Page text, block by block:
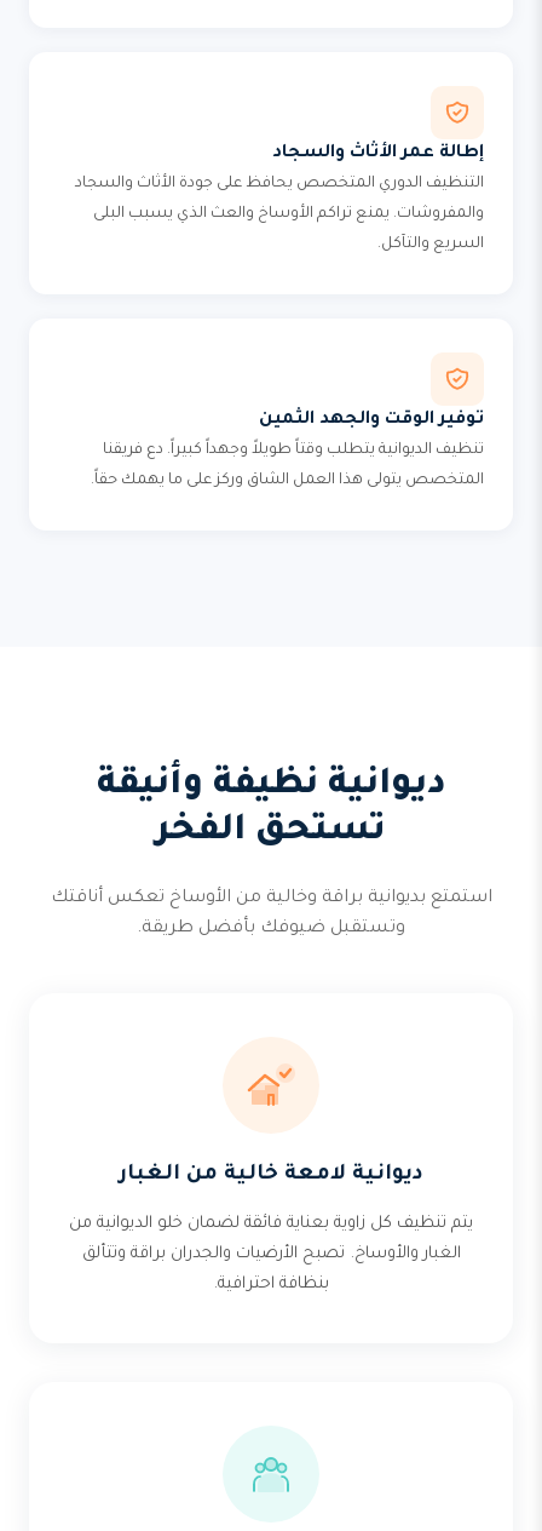
إطالة عمر الأثاث والسجاد
التنظيف الدوري المتخصص يحافظ على جودة الأثاث والسجاد
والمفروشات. يمنع تراكم الأوساخ والعث الذي يسبب البلى
السريع والتآكل.
توفير الوقت والجهد الثمين
تنظيف الديوانية يتطلب وقتاً طويلاً وجهداً كبيراً. دع فريقنا
المتخصص يتولى هذا العمل الشاق وركز على ما يهمك حقاً.
ديوانية نظيفة وأنيقة
تستحق الفخر
استمتع بديوانية براقة وخالية من الأوساخ تعكس أناقتك
وتستقبل ضيوفك بأفضل طريقة.
ديوانية لامعة خالية من الغبار
يتم تنظيف كل زاوية بعناية فائقة لضمان خلو الديوانية من
الغبار والأوساخ. تصبح الأرضيات والجدران براقة وتتألق
بنظافة احترافية.